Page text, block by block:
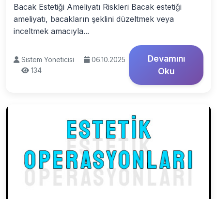
Bacak Estetiği Ameliyatı Riskleri Bacak estetiği
ameliyatı, bacakların şeklini düzeltmek veya
inceltmek amacıyla...
Sistem Yöneticisi
06.10.2025
134
Devamını
Oku